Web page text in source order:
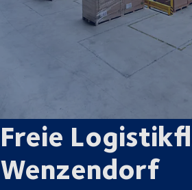
Freie
Wenzendorf